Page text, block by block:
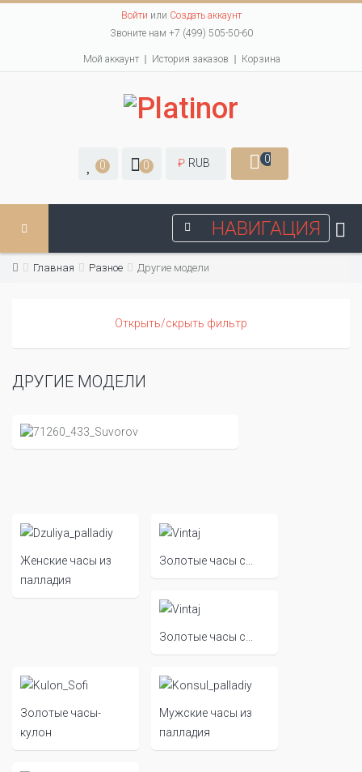
Войти или Создать аккаунт
Звоните нам +7 (499) 505-50-60
Мой аккаунт История заказов Корзина
0 0 ₽ RUB 0
НАВИГАЦИЯ
Главная Разное Другие модели
Открыть/скрыть фильтр
ДРУГИЕ МОДЕЛИ
Женские часы из
палладия
Золотые часы с...
Золотые часы с...
Золотые часы-
кулон
Мужские часы из
палладия